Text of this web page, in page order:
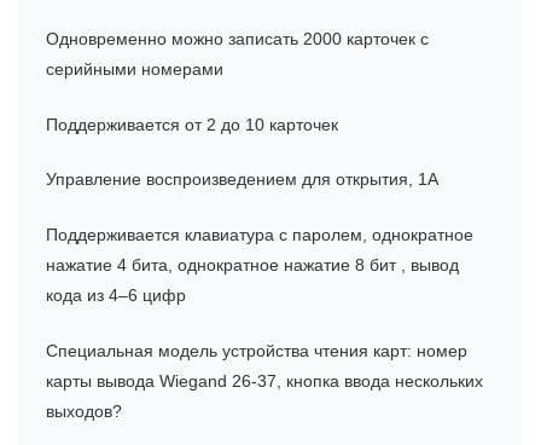
Одновременно можно записать 2000 карточек с
серийными номерами
Поддерживается от 2 до 10 карточек
Управление воспроизведением для открытия, 1A
Поддерживается клавиатура с паролем, однократное
нажатие 4 бита, однократное нажатие 8 бит , вывод
кода из 4–6 цифр
Специальная модель устройства чтения карт: номер
карты вывода Wiegand 26-37, кнопка ввода нескольких
выходов?